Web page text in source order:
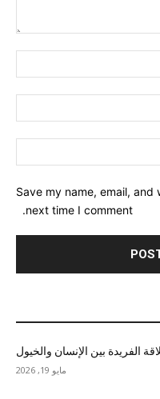
Save my name, email,
next time I comment.
الفريدة بين الإنسان والخيول
مايو 19, 2026